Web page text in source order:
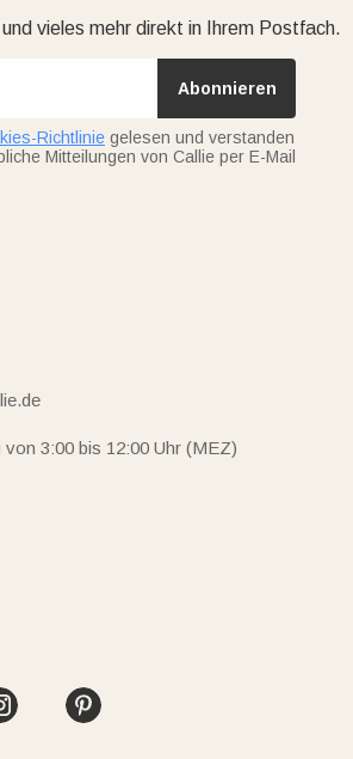
vieles mehr direkt in Ihrem Postfach.
Abonnieren
Richtlinie gelesen und verstanden
Mitteilungen von Callie per E-Mail
3:00 bis 12:00 Uhr (MEZ)